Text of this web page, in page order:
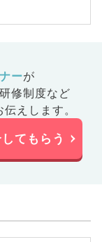
ーが
修制度など
えします。
てもらう